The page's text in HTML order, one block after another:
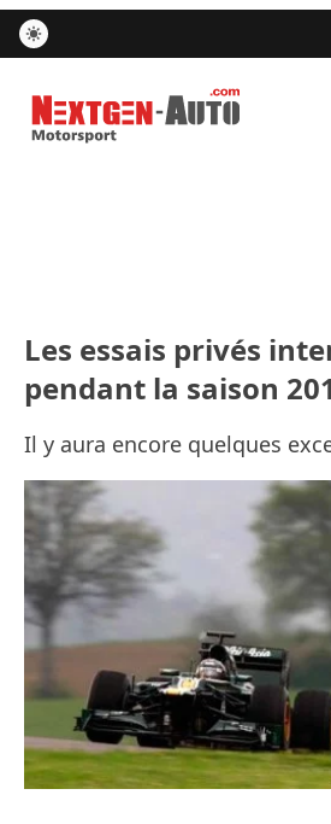
Nextgen-Auto.com
Les essais privés
pendant la saison
Il y aura encore quelques